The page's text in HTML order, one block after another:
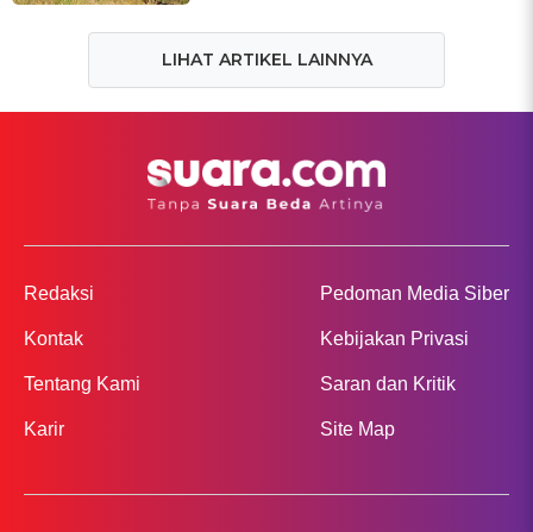
LIHAT ARTIKEL LAINNYA
Redaksi
Kontak
Tentang Kami
Karir
Pedoman Media Siber
Kebijakan Privasi
Saran dan Kritik
Site Map